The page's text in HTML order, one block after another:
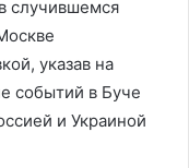
случившемся
указав на
событий в Буче
и Украиной